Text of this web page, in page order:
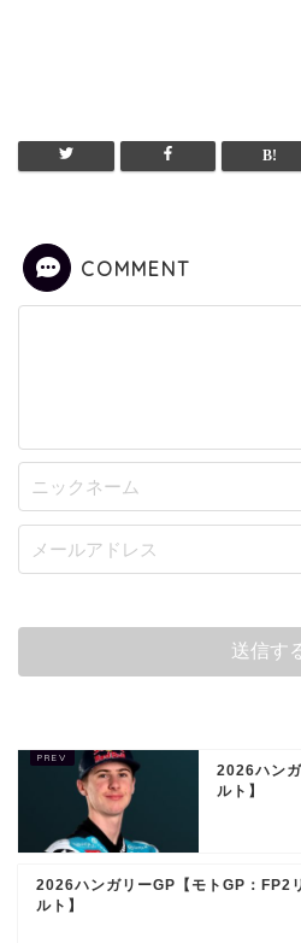
COMMENT
2026ハン
ルト】
2026ハンガリーGP【モトGP：FP2
ルト】